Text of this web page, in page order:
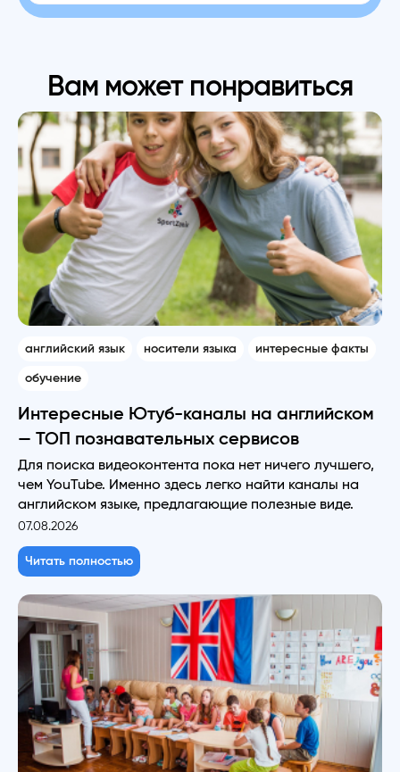
Вам может понравиться
английский язык носители языка интересные факты
обучение
Интересные Ютуб-каналы на английском
— ТОП познавательных сервисов
Для поиска видеоконтента пока нет ничего лучшего,
чем YouTube. Именно здесь легко найти каналы на
английском языке, предлагающие полезные виде.
07.08.2026
Читать полностью